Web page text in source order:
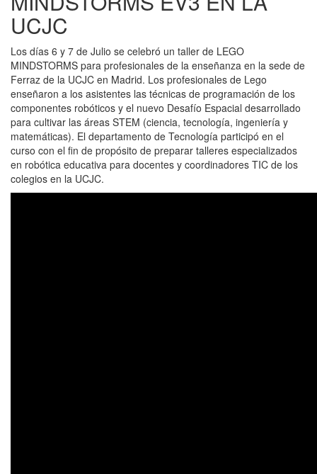
UCJC
Los días 6 y 7 de Julio se celebró un taller de LEGO
MINDSTORMS para profesionales de la enseñanza en la sede de
Ferraz de la UCJC en Madrid. Los profesionales de Lego
enseñaron a los asistentes las técnicas de programación de los
componentes robóticos y el nuevo Desafío Espacial desarrollado
para cultivar las áreas STEM (ciencia, tecnología, ingeniería y
matemáticas). El departamento de Tecnología participó en el
curso con el fin de propósito de preparar talleres especializados
en robótica educativa para docentes y coordinadores TIC de los
colegios en la UCJC.